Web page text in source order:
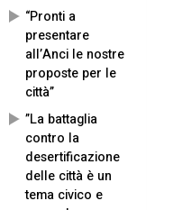
“Pronti a
presentare
all’Anci le nostre
proposte per le
città”
”La battaglia
contro la
desertificazione
delle città è un
tema civico e